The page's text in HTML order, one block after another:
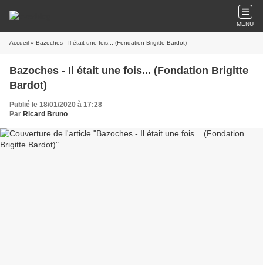
MENU
Accueil » Bazoches - Il était une fois... (Fondation Brigitte Bardot)
Bazoches - Il était une fois... (Fondation Brigitte
Bardot)
Publié le 18/01/2020 à 17:28
Par Ricard Bruno